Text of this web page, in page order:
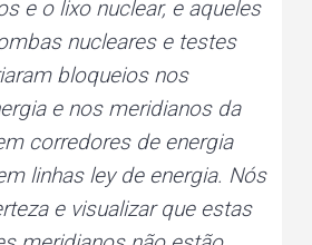
e o lixo nuclear, e aqueles
nucleares e testes
bloqueios nos
e nos meridianos da
corredores de energia
linhas ley de energia. Nós
e visualizar que estas